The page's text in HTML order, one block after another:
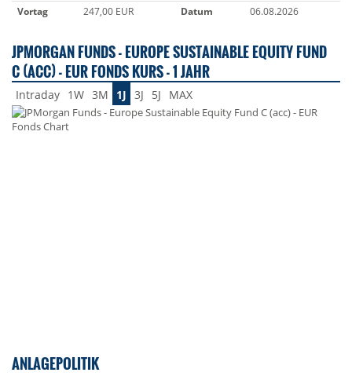
Vortag
247,00 EUR Datum 06.08.2026
JPMORGAN FUNDS - EUROPE SUSTAINABLE EQUITY FUND
C (ACC) - EUR FONDS KURS - 1 JAHR
Intraday 1W 3M 1J 3J 5J MAX
ANLAGEPOLITIK